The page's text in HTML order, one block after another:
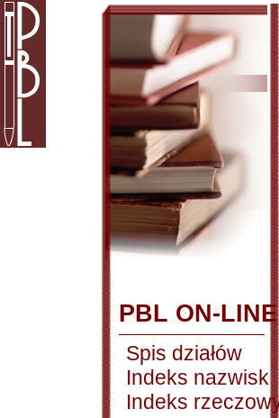
PBL ON-LINE
Spis działów
Indeks nazwisk
Indeks